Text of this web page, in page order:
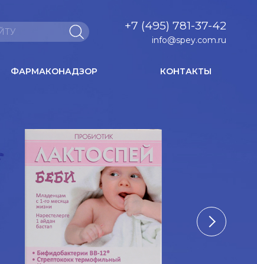
+7 (495) 781-37-42
info@spey.com.ru
ФАРМАКОНАДЗОР КОНТАКТЫ